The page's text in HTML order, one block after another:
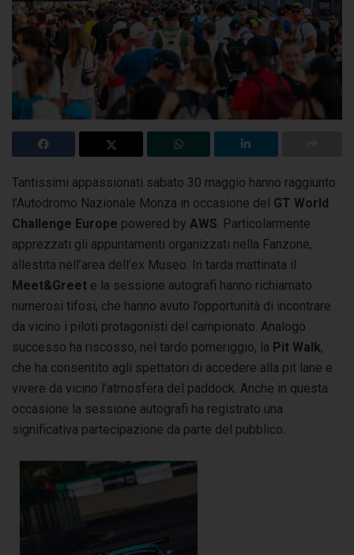
Tantissimi appassionati sabato 30 maggio hanno raggiunto
l’Autodromo Nazionale Monza in occasione del GT World
Challenge Europe powered by AWS Particolarmente
apprezzati gli appuntamenti organizzati nella Fanzone,
allestita nell’area dell’ex Museo. In tarda mattinata il
Meet&Greet e la sessione autografi hanno richiamato
numerosi tifosi, che hanno avuto l’opportunità di incontrare
da vicino i piloti protagonisti del campionato. Analogo
successo ha riscosso, nel tardo pomeriggio, la Pit Walk,
che ha consentito agli spettatori di accedere alla pit lane e
vivere da vicino l’atmosfera del paddock. Anche in questa
occasione la sessione autografi ha registrato una
significativa partecipazione da parte del pubblico.